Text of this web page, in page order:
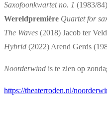
Saxofoonkwartet no. 1 (1983/
Wereldpremière Quartet for
The Waves (2018) Jacob ter
Hybrid (2022) Arend Gerds
Noorderwind is te zien op
https://theaterroden.nl/